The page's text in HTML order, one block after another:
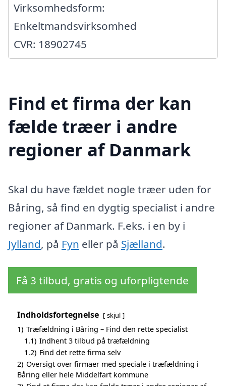
Virksomhedsform:
Enkeltmandsvirksomhed
CVR: 18902745
Find et firma der kan
fælde træer i andre
regioner af Danmark
Skal du have fældet nogle træer uden for
Båring, så find en dygtig specialist i andre
regioner af Danmark. F.eks. i en by i
Jylland, på Fyn eller på Sjælland.
Få 3 tilbud, gratis og uforpligtende
Indholdsfortegnelse skjul
1) Træfældning i Båring – Find den rette specialist
1.1) Indhent 3 tilbud på træfældning
1.2) Find det rette firma selv
2) Oversigt over firmaer med speciale i træfældning i
Båring eller hele Middelfart kommune